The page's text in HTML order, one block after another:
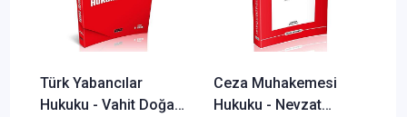
Türk Yabancılar
Hukuku - Vahit Doğan,
Ceza Muhakemesi
Hukuku - Nevzat